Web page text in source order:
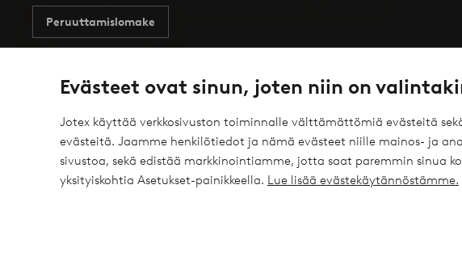
Evästeet ovat sinun, joten niin on
Jotex käyttää verkkosivuston toiminnalle välttämättömiä evästeitä
evästeitä. Jaamme henkilötiedot ja nämä evästeet niille mainos- ja
sivustoa, sekä edistää markkinointiamme, jotta saat paremmin sinua
yksityiskohtia Asetukset-painikkeella. Lue lisää evästekäytännöstämme.
Peruuttamislomake
Omat sivut
Profiilini
Tapahtumat
Tietoa Jotexista
Tietoa Jotexista
Tietoa Ellos Groupista